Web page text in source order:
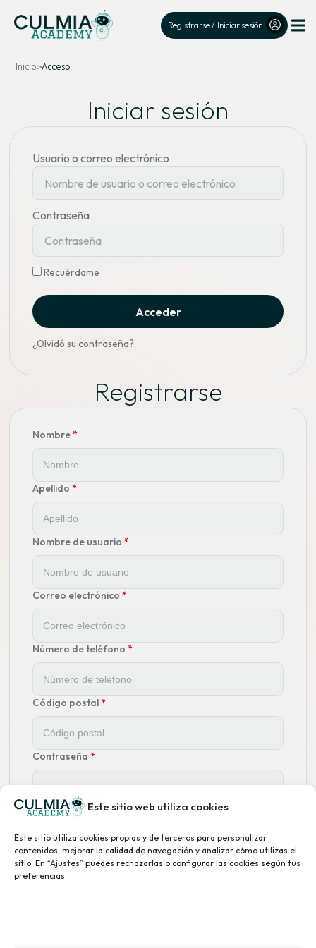
Este sitio web utiliza cookies
Este sitio utiliza cookies propias y de terceros para personalizar
contenidos, mejorar la calidad de navegación y analizar cómo utilizas el
sitio. En “Ajustes” puedes rechazarlas o configurar las cookies según tus
preferencias.
Registrarse / Iniciar sesión
Inicio>Acceso
Iniciar sesión
Usuario o correo electrónico
Contraseña
Recuérdame
Acceder
¿Olvidó su contraseña?
Registrarse
Nombre*
Apellido*
Nombre de usuario*
Correo electrónico*
Número de teléfono*
Código postal*
Contraseña*
Confirmación de contraseña*
*